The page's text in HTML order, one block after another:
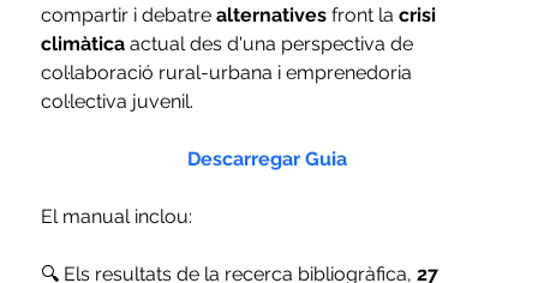
compartir i debatre alternatives front la crisi
climàtica actual des d'una perspectiva de
col·laboració rural-urbana i emprenedoria
col·lectiva juvenil.
Descarregar Guia
El manual inclou:
🔍 Els resultats de la recerca bibliogràfica, 27